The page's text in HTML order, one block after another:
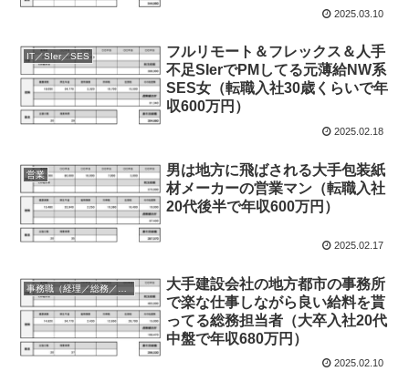
2025.03.10
IT／SIer／SES
フルリモート＆フレックス＆人手
不足SIerでPMしてる元薄給NW系
SES女（転職入社30歳くらいで年
収600万円）
2025.02.18
営業
男は地方に飛ばされる大手包装紙
材メーカーの営業マン（転職入社
20代後半で年収600万円）
2025.02.17
大手建設会社の地方都市の事務所
で楽な仕事しながら良い給料を貰
ってる総務担当者（大卒入社20代
中盤で年収680万円）
2025.02.10